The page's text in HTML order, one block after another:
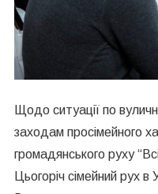
Щодо ситуації по
заходам просімейного
громадянського руху
Цьогоріч сімейний рух